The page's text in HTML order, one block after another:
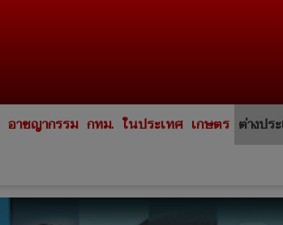
อาชญากรรม กทม. ในประเทศ เกษตร ต่างปร